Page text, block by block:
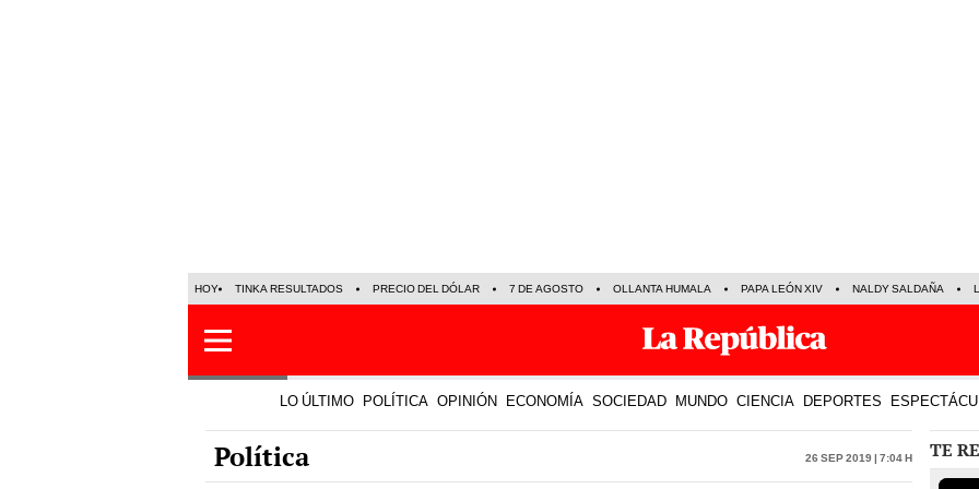
HOY TINKA RESULTADOS PRECIO DEL DÓLAR 7 DE AGOSTO OLLANTA HUMALA PAPA LEÓN XIV NALDY SALDAÑA
LO ÚLTIMO POLÍTICA OPINIÓN ECONOMÍA SOCIEDAD MUNDO CIENCIA DEPORTES
Política 26 Sep 2019 | 7:04 h TE